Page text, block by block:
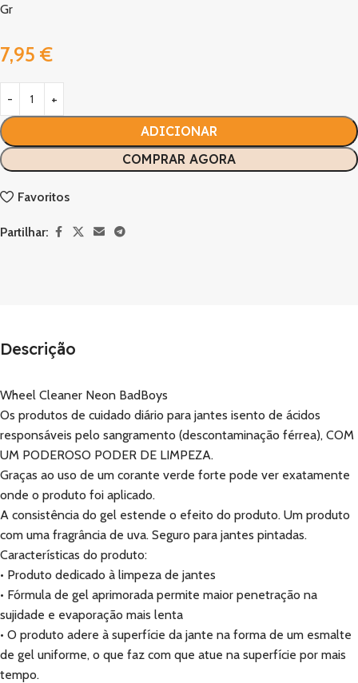
Gr
7,95 €
ADICIONAR
COMPRAR AGORA
Favoritos
Partilhar:
Descrição
Wheel Cleaner Neon BadBoys
Os produtos de cuidado diário para jantes isento de ácidos
responsáveis ​​pelo sangramento (descontaminação férrea), COM
UM PODEROSO PODER DE LIMPEZA.
Graças ao uso de um corante verde forte pode ver exatamente
onde o produto foi aplicado.
A consistência do gel estende o efeito do produto. Um produto
com uma fragrância de uva. Seguro para jantes pintadas.
Características do produto:
• Produto dedicado à limpeza de jantes
• Fórmula de gel aprimorada permite maior penetração na
sujidade e evaporação mais lenta
• O produto adere à superfície da jante na forma de um esmalte
de gel uniforme, o que faz com que atue na superfície por mais
tempo.